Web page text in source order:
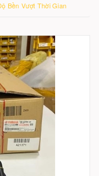
Bền Vượt Thời Gian